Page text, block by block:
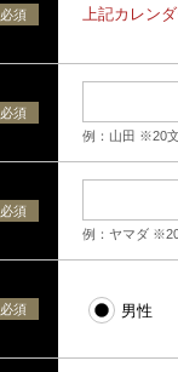
必須 上記カレン
必須
例：山田 ※20
必須
例：ヤマダ
必須 男性